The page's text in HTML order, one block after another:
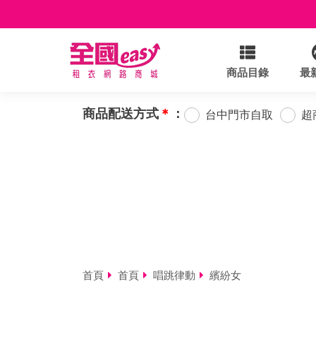
商品目錄 最
商品配送方式 ＊ ： 台中門市自取 超
首頁 首頁 唱跳律動 繽紛女